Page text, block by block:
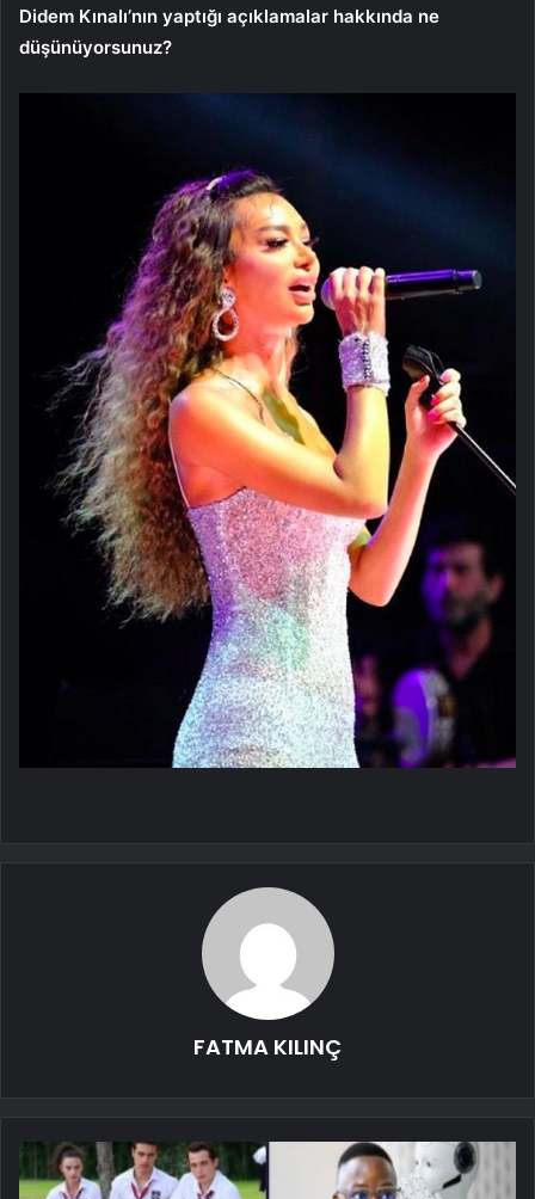
Didem Kınalı’nın yaptığı açıklamalar hakkında ne
düşünüyorsunuz?
FATMA KILINÇ